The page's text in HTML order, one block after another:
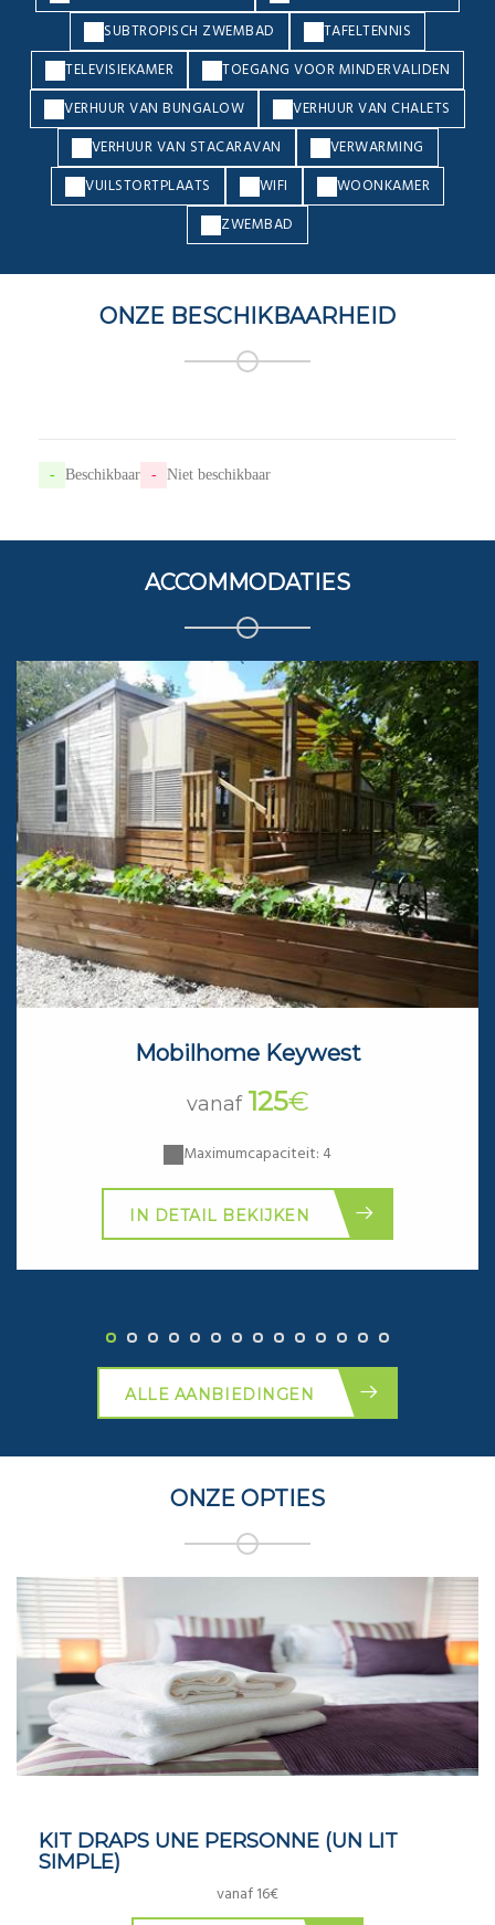
SUBTROPISCH ZWEMBAD
TAFELTENNIS
TELEVISIEKAMER
TOEGANG VOOR MINDERVALIDEN
VERHUUR VAN BUNGALOW
VERHUUR VAN CHALETS
VERHUUR VAN STACARAVAN
VERWARMING
VUILSTORTPLAATS
WIFI
WOONKAMER
ZWEMBAD
ONZE BESCHIKBAARHEID
- Beschikbaar - Niet beschikbaar
ACCOMMODATIES
Mobilhome Keywest
vanaf 125€
Maximumcapaciteit: 4
IN DETAIL BEKIJKEN
ALLE AANBIEDINGEN
ONZE OPTIES
KIT DRAPS UNE PERSONNE (UN LIT
SIMPLE)
vanaf 16€